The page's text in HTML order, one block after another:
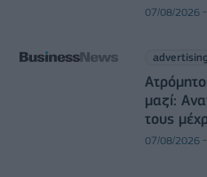
07/08/2026
μαζί:
τους
07/08/2026